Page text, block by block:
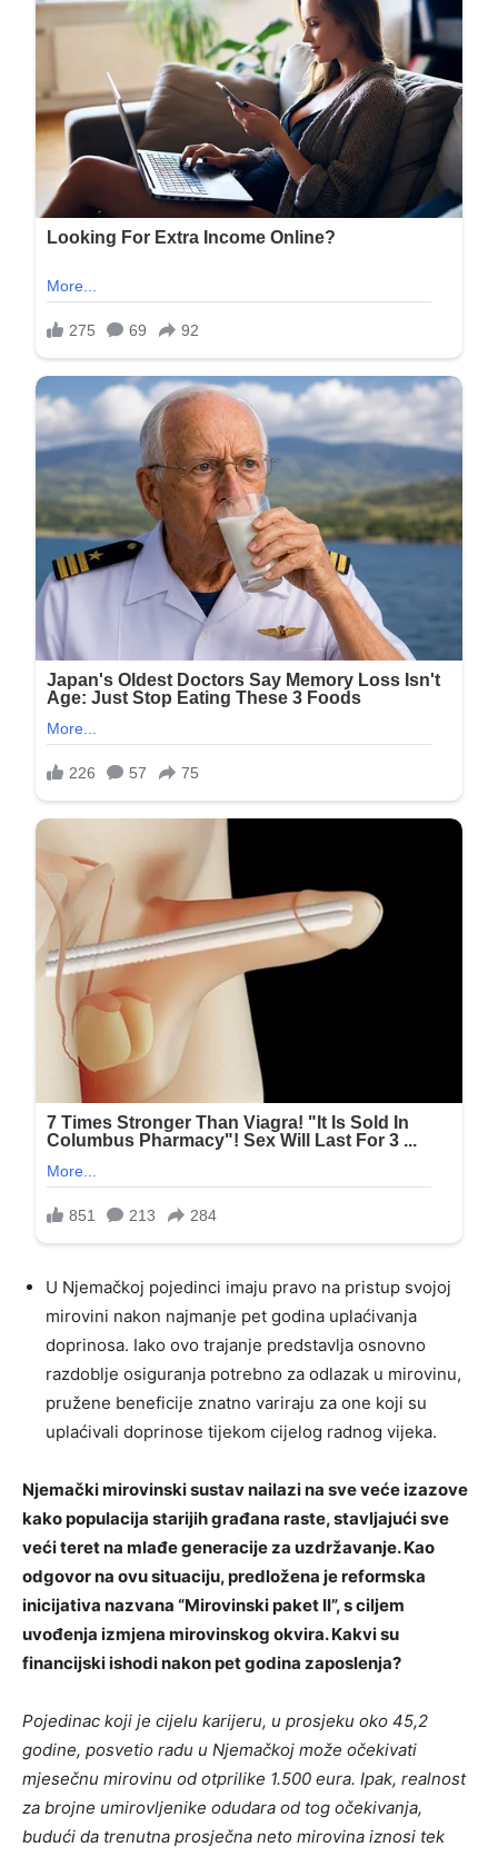
U Njemačkoj pojedinci imaju pravo na pristup svojoj
mirovini nakon najmanje pet godina uplaćivanja
doprinosa. Iako ovo trajanje predstavlja osnovno
razdoblje osiguranja potrebno za odlazak u mirovinu,
pružene beneficije znatno variraju za one koji su
uplaćivali doprinose tijekom cijelog radnog vijeka.
Njemački mirovinski sustav nailazi na sve veće izazove
kako populacija starijih građana raste, stavljajući sve
veći teret na mlađe generacije za uzdržavanje. Kao
odgovor na ovu situaciju, predložena je reformska
inicijativa nazvana “Mirovinski paket II”, s ciljem
uvođenja izmjena mirovinskog okvira. Kakvi su
financijski ishodi nakon pet godina zaposlenja?
Pojedinac koji je cijelu karijeru, u prosjeku oko 45,2
godine, posvetio radu u Njemačkoj može očekivati ​​
mjesečnu mirovinu od otprilike 1.500 eura. Ipak, realnost
za brojne umirovljenike odudara od tog očekivanja,
budući da trenutna prosječna neto mirovina iznosi tek